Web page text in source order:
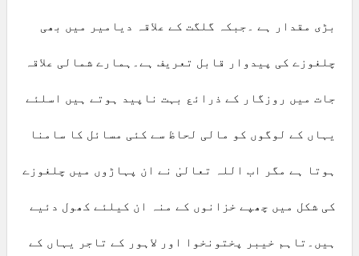
بڑی مقدار ہے ۔جبکہ گلگت کے علاقہ دیامیر میں بھی
چلغوزے کی پیدوار قابل تعریف ہے۔ہمارے شمالی علاقہ
جات میں روزگار کے ذرائع بہت ناپید ہوتے ہیں اسلئے
یہاں کے لوگوں کو مالی لحاظ سے کئی مسائل کا سامنا
ہوتا ہے مگر اب اللہ تعالیٰ نے ان پہاڑوں میں چلغوزے
کی شکل میں چھپے خزانوں کے منہ ان کیلئے کھول دئیے
ہیں۔تاہم خیبر پختونخوا اور لاہور کے تاجر یہاں کے